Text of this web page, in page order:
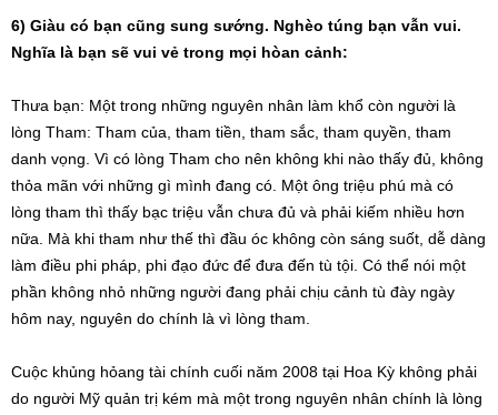
6) Giàu có bạn cũng sung sướng. Nghèo túng bạn vẫn vui.
Nghĩa là bạn sẽ vui vẻ trong mọi hòan cảnh:
Thưa bạn: Một trong những nguyên nhân làm khổ còn người là
lòng Tham: Tham của, tham tiền, tham sắc, tham quyền, tham
danh vọng. Vì có lòng Tham cho nên không khi nào thấy đủ, không
thỏa mãn với những gì mình đang có. Một ông triệu phú mà có
lòng tham thì thấy bạc triệu vẫn chưa đủ và phải kiếm nhiều hơn
nữa. Mà khi tham như thế thì đầu óc không còn sáng suốt, dễ dàng
làm điều phi pháp, phi đạo đức để đưa đến tù tội. Có thể nói một
phần không nhỏ những người đang phải chịu cảnh tù đày ngày
hôm nay, nguyên do chính là vì lòng tham.
Cuộc khủng hỏang tài chính cuối năm 2008 tại Hoa Kỳ không phải
do người Mỹ quản trị kém mà một trong nguyên nhân chính là lòng